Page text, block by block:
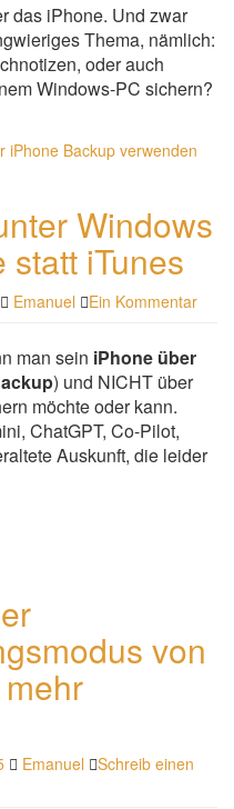
das iPhone. Und zwar
Thema, nämlich:
oder auch
Windows-PC sichern?
Windows
statt iTunes
Emanuel Ein Kommentar
man sein iPhone über
) und NICHT über
möchte oder kann.
ChatGPT, Co-Pilot,
Auskunft, die leider
von
Emanuel
Schreib einen